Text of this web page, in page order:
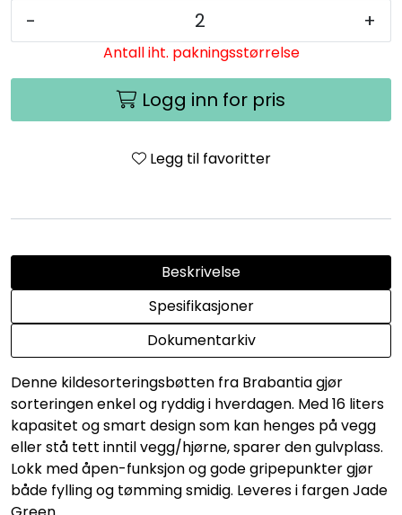
- +
Antall iht. pakningsstørrelse
Logg inn for pris
Legg til favoritter
Beskrivelse
Spesifikasjoner
Dokumentarkiv
Denne kildesorteringsbøtten fra Brabantia gjør
sorteringen enkel og ryddig i hverdagen. Med 16 liters
kapasitet og smart design som kan henges på vegg
eller stå tett inntil vegg/hjørne, sparer den gulvplass.
Lokk med åpen-funksjon og gode gripepunkter gjør
både fylling og tømming smidig. Leveres i fargen Jade